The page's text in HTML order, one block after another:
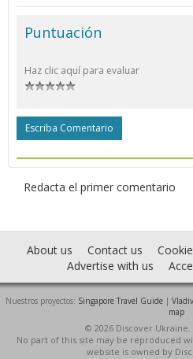
Puntuación
Haz clic aquí para evaluar
Escriba Comentario
Redacta el primer comentario
About us Contact us
Advertise with us
Nuestros proyectos: Singapore Travel Guide |
map
© 2026 Discover
No part of this site may be reproduced
website is owned by